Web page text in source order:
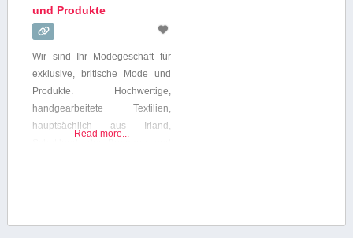
und Produkte
Wir sind Ihr Modegeschäft für
exklusive, britische Mode und
Produkte. Hochwertige,
handgearbeitete Textilien,
hauptsächlich aus Irland,
bekannter, irischer Designer
Read more...